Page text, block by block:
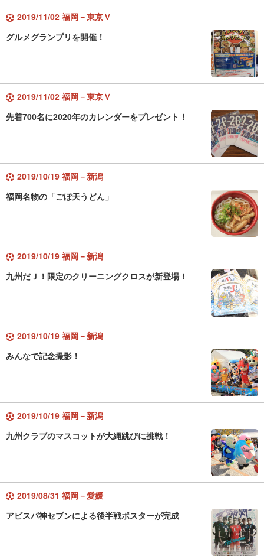
2019/11/02 福岡－東京Ｖ
グルメグランプリを開催！
2019/11/02 福岡－東京Ｖ
先着700名に2020年のカレンダーをプレゼント！
2019/10/19 福岡－新潟
福岡名物の「ごぼ天うどん」
2019/10/19 福岡－新潟
九州だＪ！限定のクリーニングクロスが新登場！
2019/10/19 福岡－新潟
みんなで記念撮影！
2019/10/19 福岡－新潟
九州クラブのマスコットが大縄跳びに挑戦！
2019/08/31 福岡－愛媛
アビスパ神セブンによる後半戦ポスターが完成